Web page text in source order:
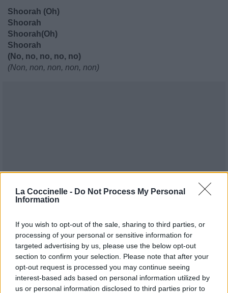
La Coccinelle - Do Not Process My Personal
Information
If you wish to opt-out of the sale, sharing to third parties, or
processing of your personal or sensitive information for
targeted advertising by us, please use the below opt-out
section to confirm your selection. Please note that after your
opt-out request is processed you may continue seeing
interest-based ads based on personal information utilized by
us or personal information disclosed to third parties prior to
Shoorah (Oh)
Shoorah
Shoorah(Oh)
Shoorah
(No, no, no, no, no)
(Non, non, non, non, non)
Publié parKCheu
le 6 décembre 2021 à